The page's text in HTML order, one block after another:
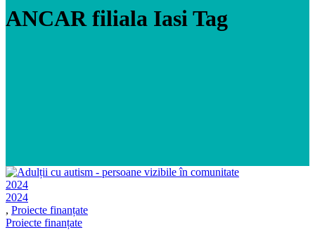
ANCAR filiala Iasi Tag
2024
2024
, Proiecte finanțate
Proiecte finanțate